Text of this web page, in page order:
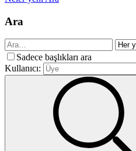
Ara
Sadece başlıkları ara
Kullanıcı: